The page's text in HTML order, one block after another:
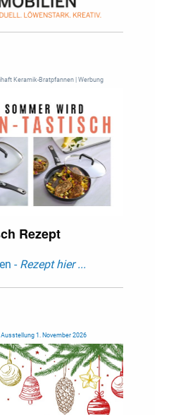
Keramik-Bratpfannen | Werbung
Rezept
- Rezept hier ...
Ausstellung 1. November 2026